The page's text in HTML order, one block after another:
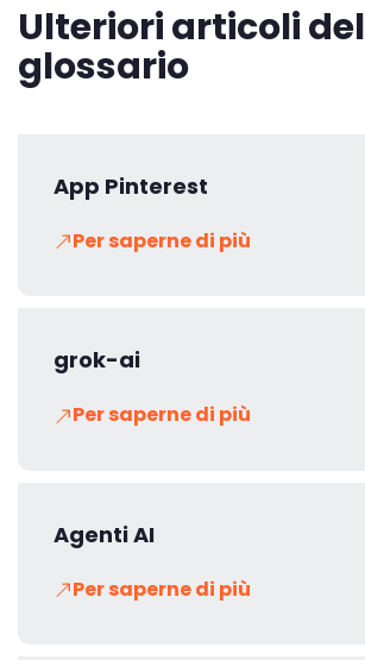
Ulteriori articoli del
glossario
App Pinterest
Per saperne di più
grok-ai
Per saperne di più
Agenti AI
Per saperne di più